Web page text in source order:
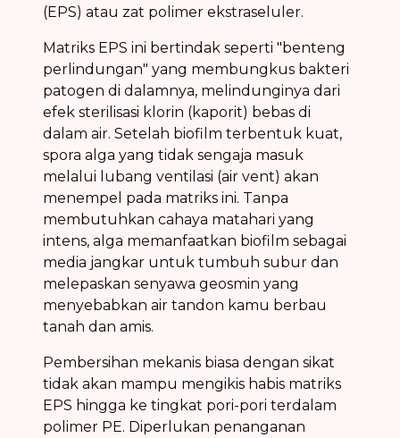
(EPS) atau zat polimer ekstraseluler.
Matriks EPS ini bertindak seperti "benteng
perlindungan" yang membungkus bakteri
patogen di dalamnya, melindunginya dari
efek sterilisasi klorin (kaporit) bebas di
dalam air. Setelah biofilm terbentuk kuat,
spora alga yang tidak sengaja masuk
melalui lubang ventilasi (air vent) akan
menempel pada matriks ini. Tanpa
membutuhkan cahaya matahari yang
intens, alga memanfaatkan biofilm sebagai
media jangkar untuk tumbuh subur dan
melepaskan senyawa geosmin yang
menyebabkan air tandon kamu berbau
tanah dan amis.
Pembersihan mekanis biasa dengan sikat
tidak akan mampu mengikis habis matriks
EPS hingga ke tingkat pori-pori terdalam
polimer PE. Diperlukan penanganan